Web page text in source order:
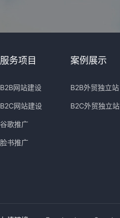
服务项目
B2B网站建设
B2C网站建设
谷歌推广
脸书推广
案例展示
B2B外贸独立站
B2C外贸独立站